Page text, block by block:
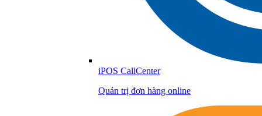
iPOS CallCenter
Quản trị đơn hàng online